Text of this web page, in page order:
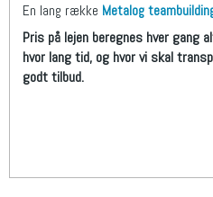
En lang række Metalog
Pris på lejen beregnes hver gang
hvor lang tid, og hvor vi skal
godt tilbud.